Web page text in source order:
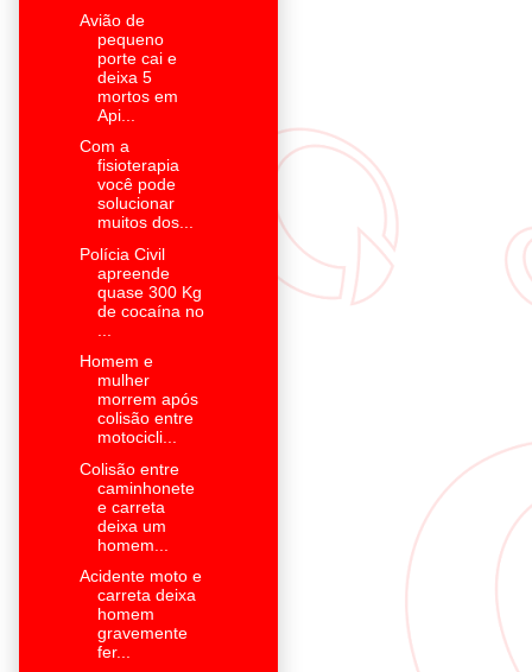
Avião de
pequeno
porte cai e
deixa 5
mortos em
Api...
Com a
fisioterapia
você pode
solucionar
muitos dos...
Polícia Civil
apreende
quase 300 Kg
de cocaína no
Homem e
mulher
morrem após
colisão entre
motocicli...
Colisão entre
caminhonete
e carreta
deixa um
homem...
Acidente moto e
carreta deixa
homem
gravemente
fer...